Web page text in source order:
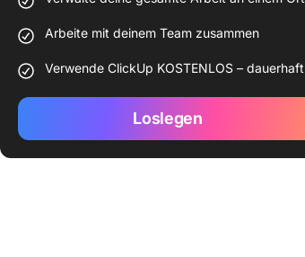
Arbeite mit deinem Team zusammen
Verwende ClickUp KOSTENLOS – dauerhaft
Loslegen